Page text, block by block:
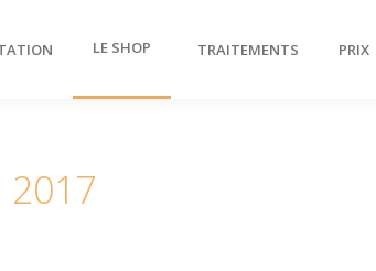
LE SHOP TRAITEMENTS PRIX
2017